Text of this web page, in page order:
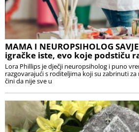
MAMA I NEUROPSIHOLOG
igračke iste, evo koje podstiču
Lora Phillips je dječji neuropsiholog i puno
razgovarajući s roditeljima koji su zabrinuti za
čini da nije sve u